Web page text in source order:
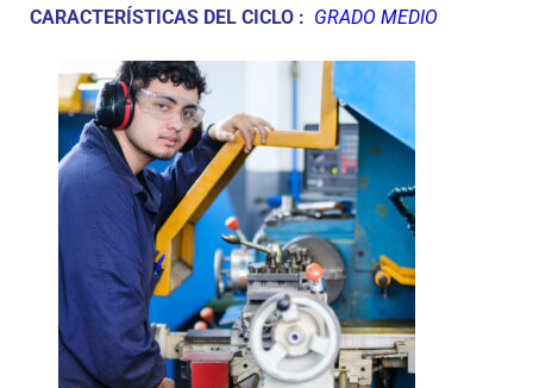
CARACTERÍSTICAS DEL CICLO : GRADO MEDIO